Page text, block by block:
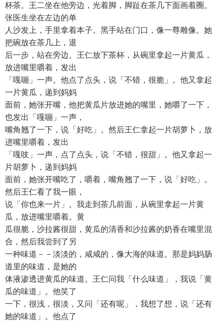
杯茶。王二坐在他旁边，光着脚，脚趾在茶几下面画着圈。
张医生坐在左边的单
人沙发上，手里拿着本子。黑手站在门口，像一尊雕像。她
把碗放在茶几上，退
后一步，站在旁边。王仁放下茶杯，从碗里拿起一片黄瓜，
放进嘴里嚼着，发出
「嘎嘣」一声。他点了点头，说「不错，很脆」。他又拿起
一片黄瓜，递到妈妈
面前，她张开嘴，他把黄瓜片放进她的嘴里，她嚼了一下，
也发出「嘎嘣」一声，
嘴角翘了一下，说「好吃」。然后王仁拿起一片胡萝卜，放
进嘴里嚼着，发出
「嘎吱」一声，点了点头，说「不错，很甜」。他又拿起一
片胡萝卜，递到妈妈
面前，她张开嘴吃了，嚼着，嘴角翘了一下，说「好吃」。
然后王仁看了我一眼，
说「你也来一片」。我走到茶几前面，从碗里拿起一片黄
瓜，放进嘴里嚼着。黄
瓜很脆，沙拉酱很甜，黄瓜的清香和沙拉酱的奶香在嘴里混
合，然后我尝到了另
一种味道－－淡淡的，咸咸的，像大海的味道。那是妈妈肠
道里的味道，是她的
体液渗透进黄瓜的味道。王仁问我「什么味道」，我说「黄
瓜的味道」。他笑了
一下，很浅，很淡，又问「还有呢」，我想了想，说「还有
她的味道」。他点了